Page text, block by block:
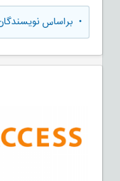
• براساس نویسندگان